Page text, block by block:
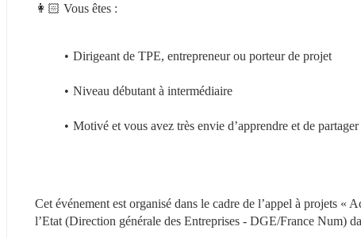
👩🏻 Vous êtes :
Dirigeant de TPE, entrepreneur ou porteur de projet
Niveau débutant à intermédiaire
Motivé et vous avez très envie d’apprendre et de
Cet événement est organisé dans le cadre de l’appel à projets
l’Etat (Direction générale des Entreprises - DGE/France Num)